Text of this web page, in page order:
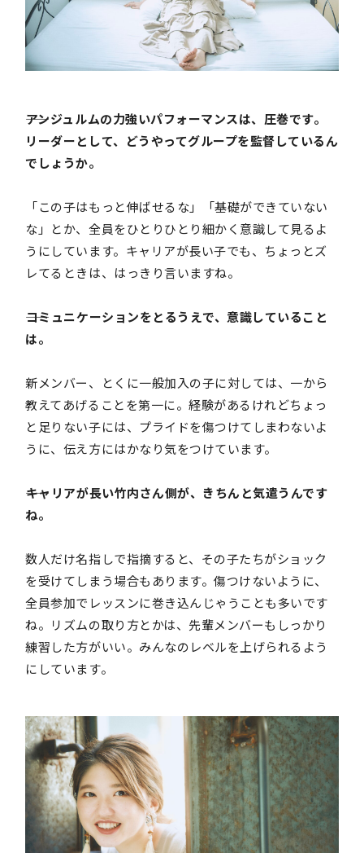
――アンジュルムの力強いパフォーマンスは、圧巻です。
リーダーとして、どうやってグループを監督しているん
でしょうか。
「この子はもっと伸ばせるな」「基礎ができていない
な」とか、全員をひとりひとり細かく意識して見るよ
うにしています。キャリアが長い子でも、ちょっとズ
レてるときは、はっきり言いますね。
――コミュニケーションをとるうえで、意識していること
は。
新メンバー、とくに一般加入の子に対しては、一から
教えてあげることを第一に。経験があるけれどちょっ
と足りない子には、プライドを傷つけてしまわないよ
うに、伝え方にはかなり気をつけています。
――キャリアが長い竹内さん側が、きちんと気遣うんです
ね。
数人だけ名指しで指摘すると、その子たちがショック
を受けてしまう場合もあります。傷つけないように、
全員参加でレッスンに巻き込んじゃうことも多いです
ね。リズムの取り方とかは、先輩メンバーもしっかり
練習した方がいい。みんなのレベルを上げられるよう
にしています。